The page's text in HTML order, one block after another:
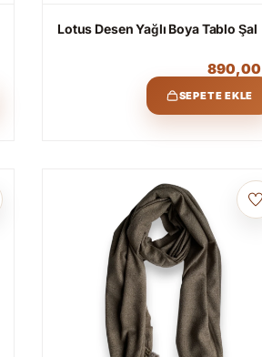
Lotus Desen Yağlı Boya Tablo Şal
890,00
SEPETE EKLE